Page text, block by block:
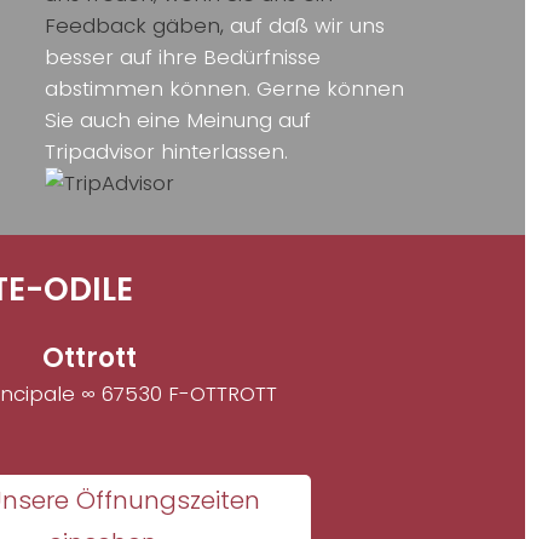
Feedback gäben, auf daß wir uns
besser auf ihre Bedürfnisse
abstimmen können. Gerne können
Sie auch eine Meinung auf
Tripadvisor hinterlassen.
ODILE
Ottrott
∞ 67530 F-OTTROTT
Öffnungszeiten